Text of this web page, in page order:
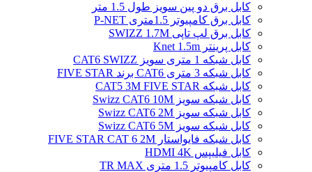
کابل برق دو پین سویز طول 1.5 متر
کابل برق کامپیوتر 1.5ﻣﺘﺮی P-NET
کابل برق لپ تاپی SWIZZ 1.7M
کابل پرینتر Knet 1.5m
کابل شبکه 1 متری سویز CAT6 SWIZZ
کابل شبکه 3 متری CAT6 برند FIVE STAR
کابل شبکه CAT5 3M FIVE STAR
کابل شبکه سویز Swizz CAT6 10M
کابل شبکه سویز Swizz CAT6 2M
کابل شبکه سویز Swizz CAT6 5M
کابل شبکه فایواستار FIVE STAR CAT 6 2M
کابل فیلیپس HDMI 4K
کابل کامپیوتر 1.5 متری TR MAX